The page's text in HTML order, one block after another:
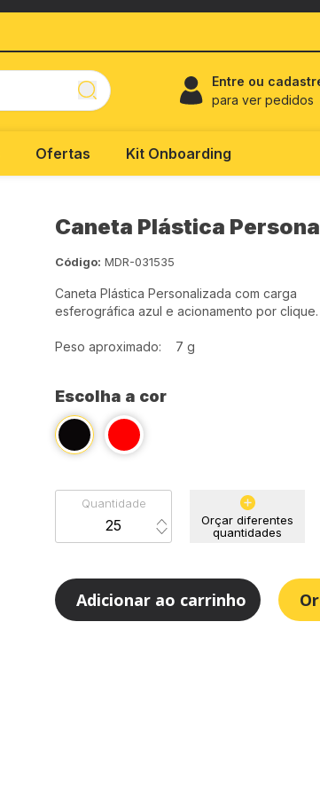
Entre ou
para ver pedidos
Ofertas Kit Onboarding
Caneta Plástica
Código: MDR-031535
Caneta Plástica Personalizada com carga
esferográfica azul e acionamento por clique.
Peso aproximado: 7 g
Escolha a cor
Quantidade
Orçar diferentes
quantidades
Adicionar ao carrinho